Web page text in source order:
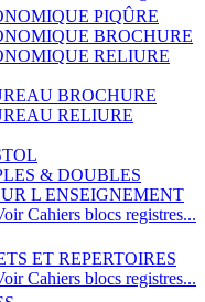
PIQÛRE
BROCHURE
RELIURE
BROCHURE
RELIURE
& DOUBLES
L ENSEIGNEMENT
Cahiers blocs registres...
ET REPERTOIRES
Cahiers blocs registres...